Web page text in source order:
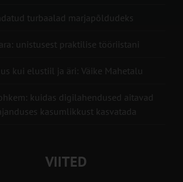
turbaalad marjapõldudeks
unistusest praktilise tööriistani
kui elustiil ja äri: Väike Mahetalu
kuidas digilahendused aitavad
kasumlikkust kasvatada
VIITED